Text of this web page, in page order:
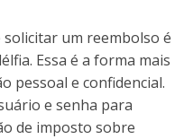
solicitar um reembolso é
Essa é a forma mais
pessoal e confidencial.
e senha para
de imposto sobre